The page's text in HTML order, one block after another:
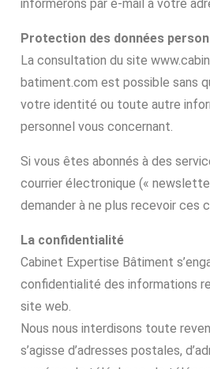
informerons par e-mail à votre
Protection des données
La consultation du site
batiment.com est possible sans
votre identité ou toute autre
personnel vous concernant.
Si vous êtes abonnés à des
courrier électronique («
demander à ne plus recevoir ces
La confidentialité
Cabinet Expertise Bâtiment
confidentialité des informations
site web.
Nous nous interdisons toute
s’agisse d’adresses postales,